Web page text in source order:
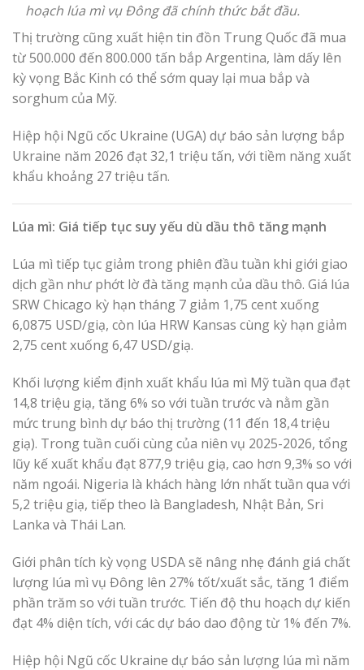
hoạch lúa mì vụ Đông đã chính thức bắt đầu.
Thị trường cũng xuất hiện tin đồn Trung Quốc đã mua
từ 500.000 đến 800.000 tấn bắp Argentina, làm dấy lên
kỳ vọng Bắc Kinh có thể sớm quay lại mua bắp và
sorghum của Mỹ.
Hiệp hội Ngũ cốc Ukraine (UGA) dự báo sản lượng bắp
Ukraine năm 2026 đạt 32,1 triệu tấn, với tiềm năng xuất
khẩu khoảng 27 triệu tấn.
Lúa mì: Giá tiếp tục suy yếu dù dầu thô tăng mạnh
Lúa mì tiếp tục giảm trong phiên đầu tuần khi giới giao
dịch gần như phớt lờ đà tăng mạnh của dầu thô. Giá lúa
SRW Chicago kỳ hạn tháng 7 giảm 1,75 cent xuống
6,0875 USD/giạ, còn lúa HRW Kansas cùng kỳ hạn giảm
2,75 cent xuống 6,47 USD/giạ.
Khối lượng kiểm định xuất khẩu lúa mì Mỹ tuần qua đạt
14,8 triệu giạ, tăng 6% so với tuần trước và nằm gần
mức trung bình dự báo thị trường (11 đến 18,4 triệu
giạ). Trong tuần cuối cùng của niên vụ 2025-2026, tổng
lũy kế xuất khẩu đạt 877,9 triệu giạ, cao hơn 9,3% so với
năm ngoái. Nigeria là khách hàng lớn nhất tuần qua với
5,2 triệu giạ, tiếp theo là Bangladesh, Nhật Bản, Sri
Lanka và Thái Lan.
Giới phân tích kỳ vọng USDA sẽ nâng nhẹ đánh giá chất
lượng lúa mì vụ Đông lên 27% tốt/xuất sắc, tăng 1 điểm
phần trăm so với tuần trước. Tiến độ thu hoạch dự kiến
đạt 4% diện tích, với các dự báo dao động từ 1% đến 7%.
Hiệp hội Ngũ cốc Ukraine dự báo sản lượng lúa mì năm